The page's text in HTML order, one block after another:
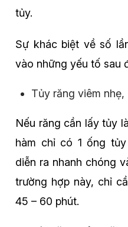
tủy.
Sự khác biệt về số
vào những yếu tố sau
Tủy răng viêm nhẹ,
Nếu răng cần lấy tủy
hàm chỉ có 1 ống
diễn ra nhanh chóng
trường hợp này, chỉ
45 – 60 phút.